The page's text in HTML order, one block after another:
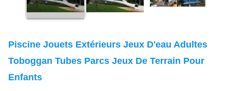
Piscine Jouets Extérieurs Jeux D'eau Adultes
Toboggan Tubes Parcs Jeux De Terrain Pour
Enfants